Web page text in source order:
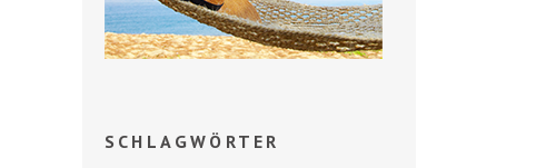
SCHLAGWÖRTER